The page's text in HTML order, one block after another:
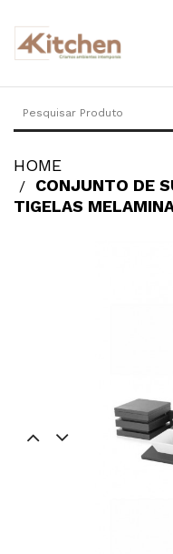
HOME
CONJUNTO DE
TIGELAS